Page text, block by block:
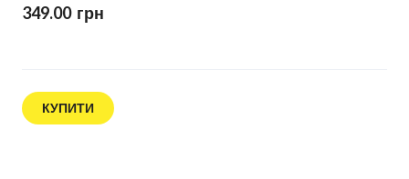
349.00  грн
КУПИТИ